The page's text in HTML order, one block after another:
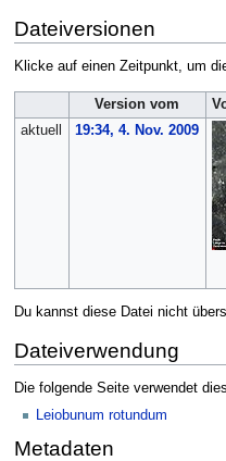
Dateiversionen
Klicke auf einen Zeitpunkt, um
Version vom
aktuell
19:34, 4. Nov. 2009
Du kannst diese Datei nicht
Dateiverwendung
Die folgende Seite verwendet
Leiobunum rotundum
Metadaten